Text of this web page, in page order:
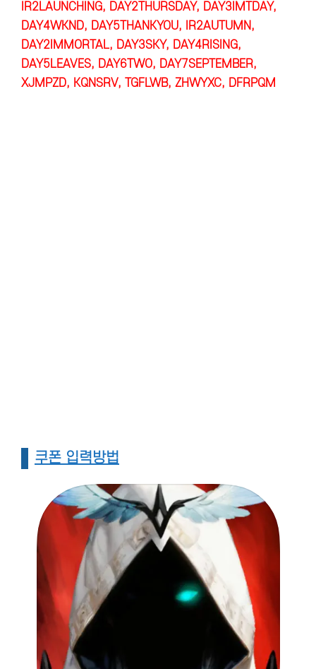
IR2LAUNCHING, DAY2THURSDAY, DAY3IMTDAY,
DAY4WKND, DAY5THANKYOU, IR2AUTUMN,
DAY2IMMORTAL, DAY3SKY, DAY4RISING,
DAY5LEAVES, DAY6TWO, DAY7SEPTEMBER,
XJMPZD, KQNSRV, TGFLWB, ZHWYXC, DFRPQM
쿠폰 입력방법